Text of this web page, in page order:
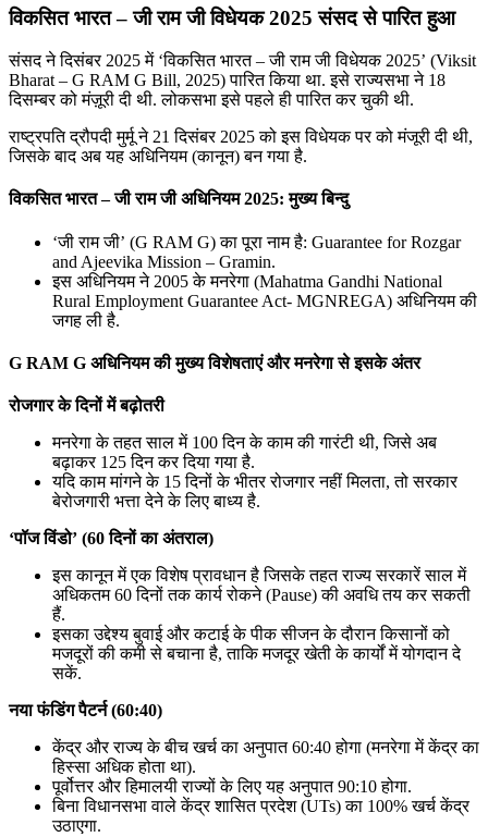
विकसित भारत – जी राम जी विधेयक 2025 संसद से पारित हुआ
संसद ने दिसंबर 2025 में ‘विकसित भारत – जी राम जी विधेयक 2025’ (Viksit
Bharat – G RAM G Bill, 2025) पारित किया था. इसे राज्यसभा ने 18
दिसम्बर को मंज़ूरी दी थी. लोकसभा इसे पहले ही पारित कर चुकी थी.
राष्ट्रपति द्रौपदी मुर्मू ने 21 दिसंबर 2025 को इस विधेयक पर को मंजूरी दी थी,
जिसके बाद अब यह अधिनियम (कानून) बन गया है.
विकसित भारत – जी राम जी अधिनियम 2025: मुख्य बिन्दु
‘जी राम जी’ (G RAM G) का पूरा नाम है: Guarantee for Rozgar
and Ajeevika Mission – Gramin.
इस अधिनियम ने 2005 के मनरेगा (Mahatma Gandhi National
Rural Employment Guarantee Act- MGNREGA) अधिनियम की
जगह ली है.
G RAM G अधिनियम की मुख्य विशेषताएं और मनरेगा से इसके अंतर
रोजगार के दिनों में बढ़ोतरी
मनरेगा के तहत साल में 100 दिन के काम की गारंटी थी, जिसे अब
बढ़ाकर 125 दिन कर दिया गया है.
यदि काम मांगने के 15 दिनों के भीतर रोजगार नहीं मिलता, तो सरकार
बेरोजगारी भत्ता देने के लिए बाध्य है.
‘पॉज विंडो’ (60 दिनों का अंतराल)
इस कानून में एक विशेष प्रावधान है जिसके तहत राज्य सरकारें साल में
अधिकतम 60 दिनों तक कार्य रोकने (Pause) की अवधि तय कर सकती
हैं.
इसका उद्देश्य बुवाई और कटाई के पीक सीजन के दौरान किसानों को
मजदूरों की कमी से बचाना है, ताकि मजदूर खेती के कार्यों में योगदान दे
सकें.
नया फंडिंग पैटर्न (60:40)
केंद्र और राज्य के बीच खर्च का अनुपात 60:40 होगा (मनरेगा में केंद्र का
हिस्सा अधिक होता था).
पूर्वोत्तर और हिमालयी राज्यों के लिए यह अनुपात 90:10 होगा.
बिना विधानसभा वाले केंद्र शासित प्रदेश (UTs) का 100% खर्च केंद्र
उठाएगा.